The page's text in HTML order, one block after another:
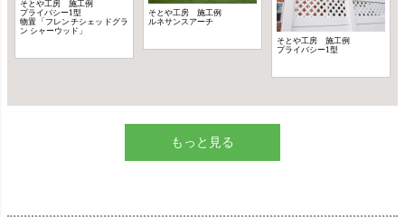
もっと見る